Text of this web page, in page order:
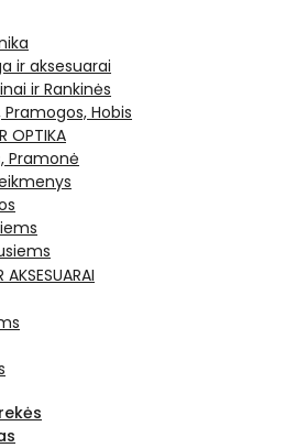
ir aksesuarai
ir Rankinės
Pramogos, Hobis
OPTIKA
Pramonė
AKSESUARAI